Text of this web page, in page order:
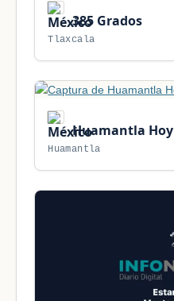
385 Grados
Tlaxcala
Huamantla Hoy
Huamantla